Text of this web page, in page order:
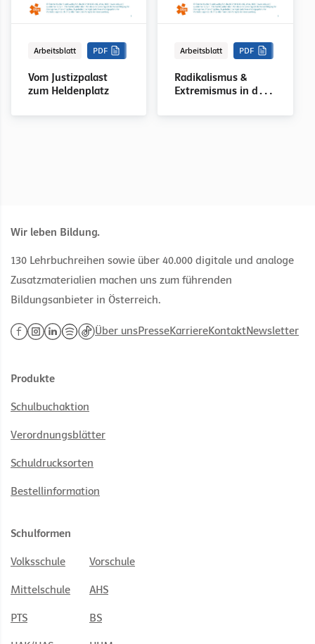
Arbeitsblatt PDF
Vom Justizpalast
zum Heldenplatz
Arbeitsblatt PDF
Radikalismus &
Extremismus in der
Wir leben Bildung.
130 Lehrbuchreihen sowie über 40.000 digitale und analoge
Zusatzmaterialien machen uns zum führenden
Bildungsanbieter in Österreich.
Über unsPresseKarriereKontaktNewsletter
Produkte
Schulbuchaktion
Verordnungsblätter
Schuldrucksorten
Bestellinformation
Schulformen
Volksschule Vorschule
Mittelschule AHS
PTS BS